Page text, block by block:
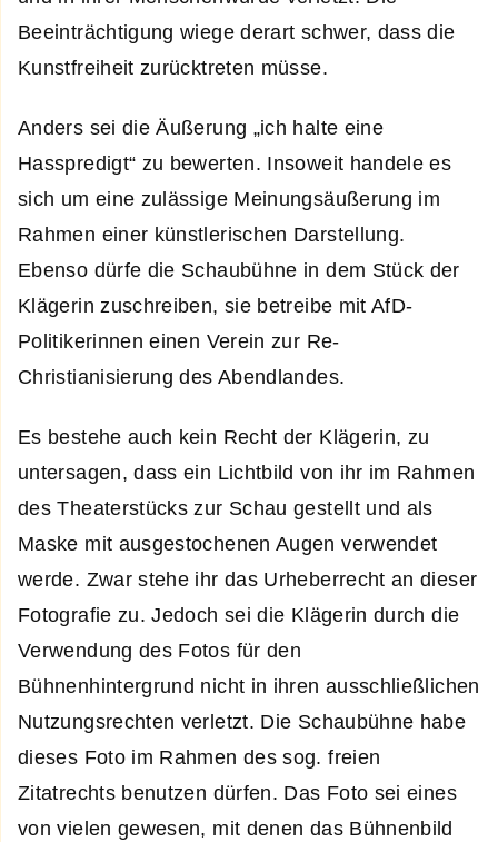
Beeinträchtigung wiege derart schwer, dass die
Kunstfreiheit zurücktreten müsse.
Anders sei die Äußerung „ich halte eine
Hasspredigt“ zu bewerten. Insoweit handele es
sich um eine zulässige Meinungsäußerung im
Rahmen einer künstlerischen Darstellung.
Ebenso dürfe die Schaubühne in dem Stück der
Klägerin zuschreiben, sie betreibe mit AfD-
Politikerinnen einen Verein zur Re-
Christianisierung des Abendlandes.
Es bestehe auch kein Recht der Klägerin, zu
untersagen, dass ein Lichtbild von ihr im Rahmen
des Theaterstücks zur Schau gestellt und als
Maske mit ausgestochenen Augen verwendet
werde. Zwar stehe ihr das Urheberrecht an dieser
Fotografie zu. Jedoch sei die Klägerin durch die
Verwendung des Fotos für den
Bühnenhintergrund nicht in ihren ausschließlichen
Nutzungsrechten verletzt. Die Schaubühne habe
dieses Foto im Rahmen des sog. freien
Zitatrechts benutzen dürfen. Das Foto sei eines
von vielen gewesen, mit denen das Bühnenbild